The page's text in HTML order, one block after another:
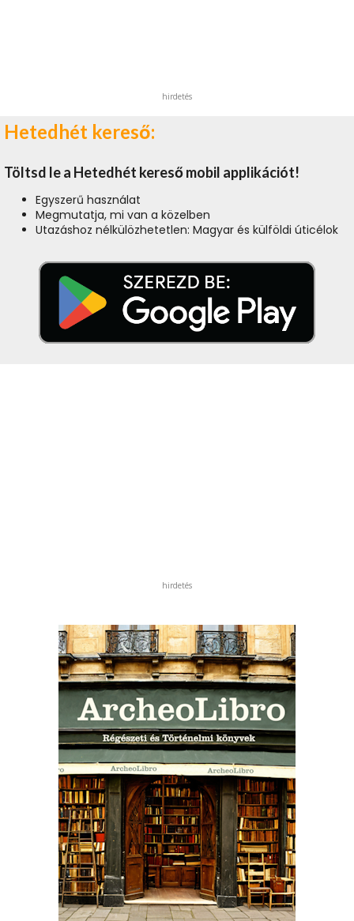
hirdetés
Hetedhét kereső:
Töltsd le a Hetedhét kereső mobil applikációt!
Egyszerű használat
Megmutatja, mi van a közelben
Utazáshoz nélkülözhetetlen: Magyar és külföldi úticélok
hirdetés